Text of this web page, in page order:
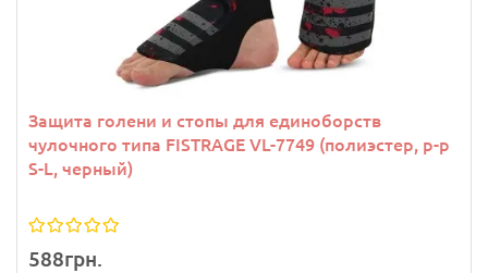
Защита голени и стопы для единоборств
чулочного типа FISTRAGE VL-7749 (полиэстер, р-р
S-L, черный)
588грн.